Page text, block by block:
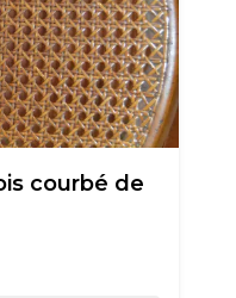
courbé de